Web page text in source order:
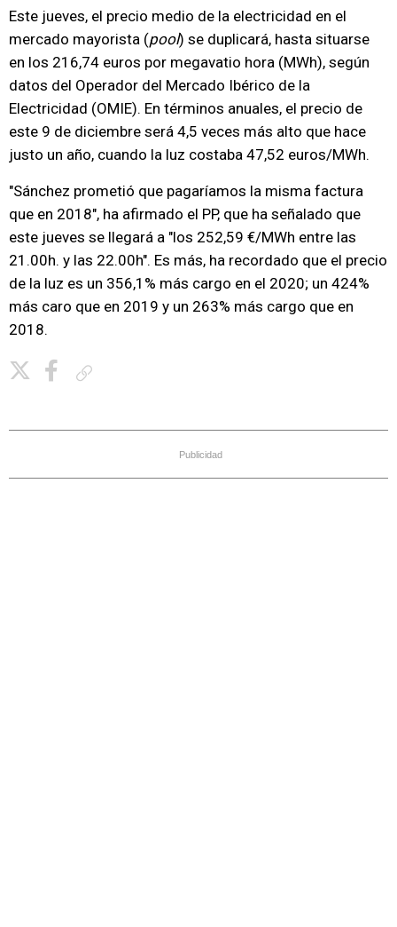
Este jueves, el precio medio de la electricidad en el
mercado mayorista (pool) se duplicará, hasta situarse
en los 216,74 euros por megavatio hora (MWh), según
datos del Operador del Mercado Ibérico de la
Electricidad (OMIE). En términos anuales, el precio de
este 9 de diciembre será 4,5 veces más alto que hace
justo un año, cuando la luz costaba 47,52 euros/MWh.
"Sánchez prometió que pagaríamos la misma factura
que en 2018", ha afirmado el PP, que ha señalado que
este jueves se llegará a "los 252,59 €/MWh entre las
21.00h. y las 22.00h". Es más, ha recordado que el precio
de la luz es un 356,1% más cargo en el 2020; un 424%
más caro que en 2019 y un 263% más cargo que en
2018.
Publicidad